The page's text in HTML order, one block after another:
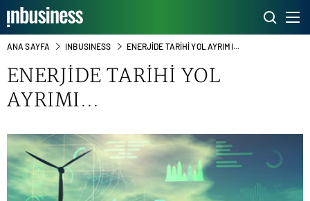
ANA SAYFA INBUSINESS ENERJİDE TARİHİ YOL AYRIMI...
ENERJİDE TARİHİ YOL
AYRIMI...